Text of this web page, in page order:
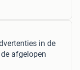
in de
afgelopen